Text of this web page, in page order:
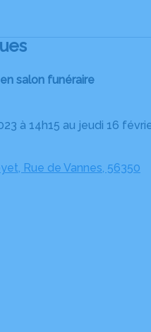
salon funéraire
Rue de Vannes, 56350